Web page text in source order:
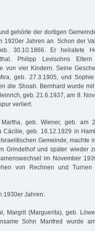
gehörte der dortigen
Jahren an. Schon der
30.10.1866. Er heiratete
Philipp Levisohns
von vier Kindern. Seine
geb. 27.3.1905, und
die Shoah. Bernhard wurde
geb. 21.6.1937, am 8.
verliert.
geb. Wiener, geb. am
Cäcilie, geb. 16.12.1929 in
Gemeinde, machte
Grindelhof und später wieder
im November
von Rechnen und Turnen
1930er Jahren.
Margrit (Marguerita), geb.
Sohn Manfred wurde